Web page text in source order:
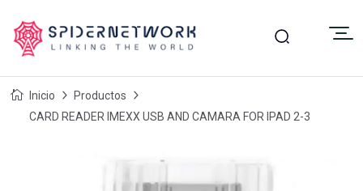
Inicio
Productos
CARD READER IMEXX USB AND CAMARA FOR IPAD 2-3